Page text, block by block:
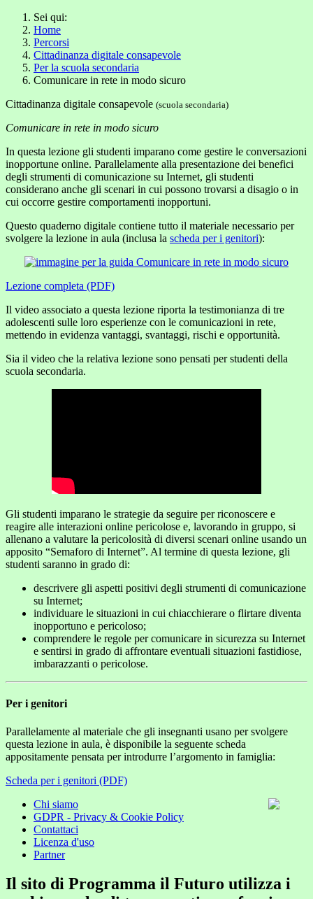
Sei qui:
Home
Percorsi
Cittadinanza digitale consapevole
Per la scuola secondaria
Comunicare in rete in modo sicuro
Cittadinanza digitale consapevole (scuola secondaria)
Comunicare in rete in modo sicuro
In questa lezione gli studenti imparano come gestire le conversazioni
inopportune online. Parallelamente alla presentazione dei benefici
degli strumenti di comunicazione su Internet, gli studenti
considerano anche gli scenari in cui possono trovarsi a disagio o in
cui occorre gestire comportamenti inopportuni.
Questo quaderno digitale contiene tutto il materiale necessario per
svolgere la lezione in aula (inclusa la scheda per i genitori):
Lezione completa (PDF)
Il video associato a questa lezione riporta la testimonianza di tre
adolescenti sulle loro esperienze con le comunicazioni in rete,
mettendo in evidenza vantaggi, svantaggi, rischi e opportunità.
Sia il video che la relativa lezione sono pensati per studenti della
scuola secondaria.
Gli studenti imparano le strategie da seguire per riconoscere e
reagire alle interazioni online pericolose e, lavorando in gruppo, si
allenano a valutare la pericolosità di diversi scenari online usando un
apposito “Semaforo di Internet”. Al termine di questa lezione, gli
studenti saranno in grado di:
descrivere gli aspetti positivi degli strumenti di comunicazione
su Internet;
individuare le situazioni in cui chiacchierare o flirtare diventa
inopportuno e pericoloso;
comprendere le regole per comunicare in sicurezza su Internet
e sentirsi in grado di affrontare eventuali situazioni fastidiose,
imbarazzanti o pericolose.
Per i genitori
Parallelamente al materiale che gli insegnanti usano per svolgere
questa lezione in aula, è disponibile la seguente scheda
appositamente pensata per introdurre l’argomento in famiglia:
Scheda per i genitori (PDF)
Chi siamo
GDPR - Privacy & Cookie Policy
Contattaci
Licenza d'uso
Partner
Il sito di Programma il Futuro utilizza i